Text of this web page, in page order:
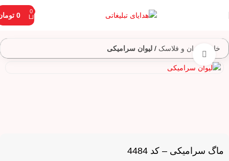
0
0
خانه لیوان و فلاسک لیوان سرامیکی
برای بزرگنمایی کلیک کنید
ماگ سرامیکی – کد 4484